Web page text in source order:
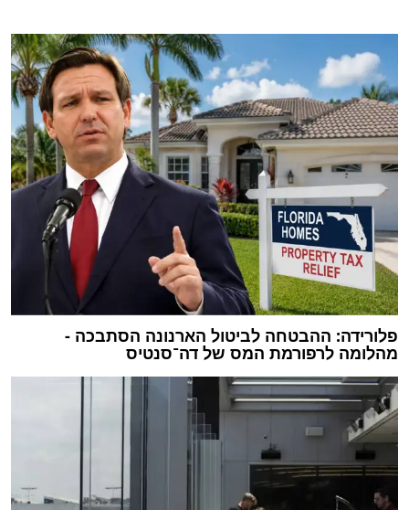
פלורידה: ההבטחה לביטול הארנונה הסתבכה -
מהלומה לרפורמת המס של דה־סנטיס